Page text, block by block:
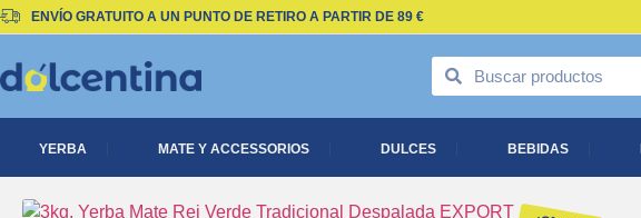
ENVÍO GRATUITO A UN PUNTO DE RETIRO A PARTIR DE 89 €
YERBA MATE Y ACCESSORIOS DULCES BEBIDAS